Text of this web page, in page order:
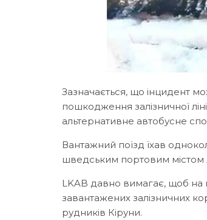
Зазначається, що інцидент
пошкодження залізничної
альтернативне автобусне
Вантажний поїзд їхав
шведським портовим містом
LKAB давно вимагає, щоб на
завантажених залізничних
рудників Кіруни.